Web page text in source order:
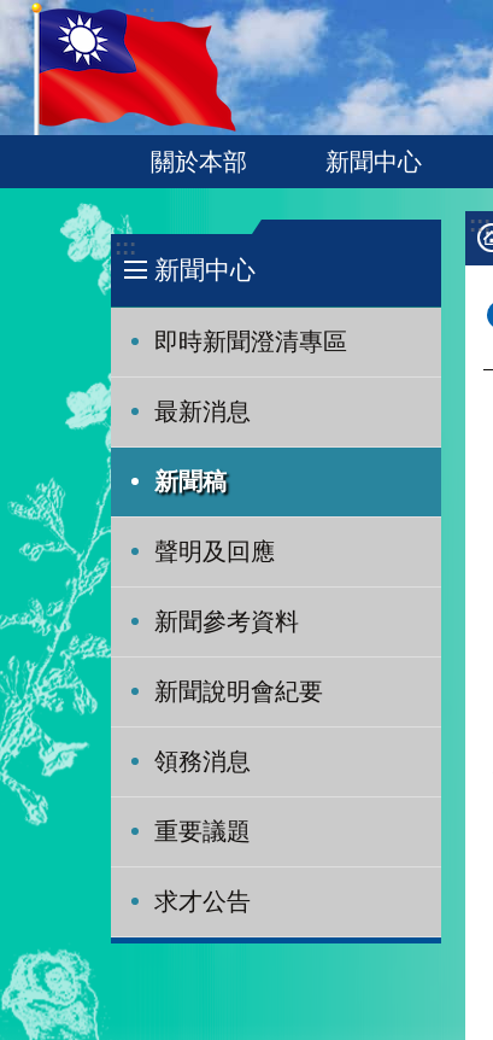
跳到主要內容區塊
:::
關於本部 新聞中心
:::
新聞中心
即時新聞澄清專區
最新消息
新聞稿
聲明及回應
新聞參考資料
新聞說明會紀要
領務消息
重要議題
求才公告
:::